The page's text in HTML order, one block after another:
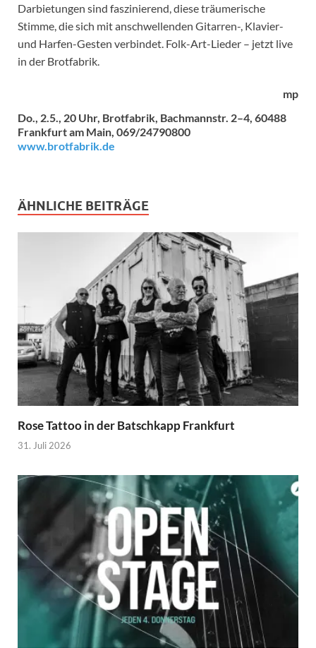
Darbietungen sind faszinierend, diese träumerische
Stimme, die sich mit anschwellenden Gitarren-, Klavier-
und Harfen-Gesten verbindet. Folk-Art-Lieder – jetzt live
in der Brotfabrik.
mp
Do., 2.5., 20 Uhr, Brotfabrik, Bachmannstr. 2–4, 60488
Frankfurt am Main, 069/24790800
www.brotfabrik.de
ÄHNLICHE BEITRÄGE
Rose Tattoo in der Batschkapp Frankfurt
31. Juli 2026